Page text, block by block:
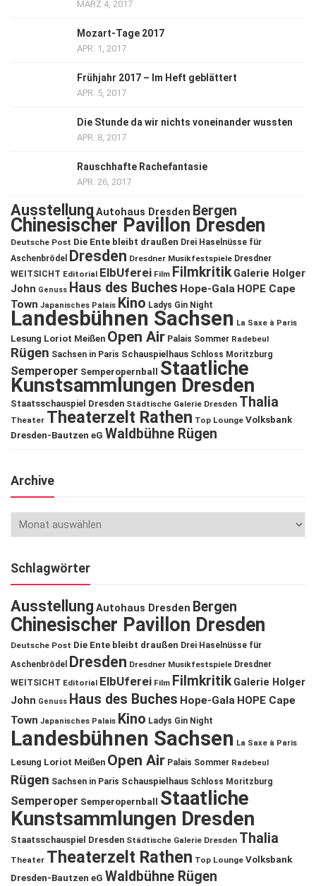
MÄRZ 4, 2017
Mozart-Tage 2017
APR. 1, 2017
Frühjahr 2017 – Im Heft geblättert
APR. 5, 2017
Die Stunde da wir nichts voneinander wussten
APR. 8, 2017
Rauschhafte Rachefantasie
APR. 26, 2017
Ausstellung Autohaus Dresden Bergen
Chinesischer Pavillon Dresden
Deutsche Post Die Ente bleibt draußen Drei Haselnüsse für
Aschenbrödel
Dresden Dresdner Musikfestspiele Dresdner
WEITSICHT Editorial ElbUferei Film Filmkritik Galerie Holger
John Genuss Haus des Buches Hope-Gala HOPE Cape
Town Japanisches Palais Kino Ladys Gin Night
Landesbühnen Sachsen La Saxe à Paris
Lesung Loriot Meißen Open Air Palais Sommer Radebeul
Rügen Sachsen in Paris Schauspielhaus Schloss Moritzburg
Semperoper Semperopernball Staatliche
Kunstsammlungen Dresden
Staatsschauspiel Dresden Städtische Galerie Dresden Thalia
Theater Theaterzelt Rathen Top Lounge Volksbank
Dresden-Bautzen eG Waldbühne Rügen
Archive
Schlagwörter
Ausstellung Autohaus Dresden Bergen
Chinesischer Pavillon Dresden
Deutsche Post Die Ente bleibt draußen Drei Haselnüsse für
Aschenbrödel
Dresden Dresdner Musikfestspiele Dresdner
WEITSICHT Editorial ElbUferei Film Filmkritik Galerie Holger
John Genuss Haus des Buches Hope-Gala HOPE Cape
Town Japanisches Palais Kino Ladys Gin Night
Landesbühnen Sachsen La Saxe à Paris
Lesung Loriot Meißen Open Air Palais Sommer Radebeul
Rügen Sachsen in Paris Schauspielhaus Schloss Moritzburg
Semperoper Semperopernball
Staatliche
Kunstsammlungen Dresden
Staatsschauspiel Dresden Städtische Galerie Dresden Thalia
Theater Theaterzelt Rathen Top Lounge Volksbank
Dresden-Bautzen eG Waldbühne Rügen